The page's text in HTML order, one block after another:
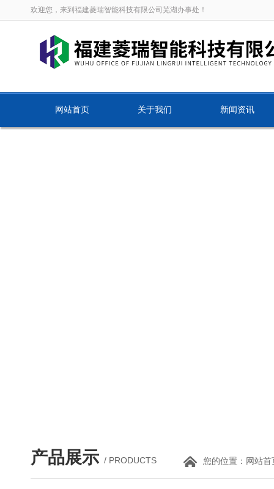
欢迎您，来到福建菱瑞智能科技有限公司芜湖办事处！
网站首页 关于我们 新闻资讯
产品展示 / PRODUCTS 您的位置： 网站首